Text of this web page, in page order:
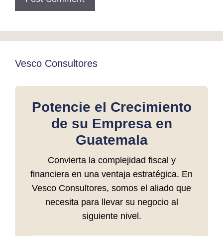
Vesco Consultores
Potencie el Crecimiento
de su Empresa en
Guatemala
Convierta la complejidad fiscal y
financiera en una ventaja estratégica. En
Vesco Consultores, somos el aliado que
necesita para llevar su negocio al
siguiente nivel.